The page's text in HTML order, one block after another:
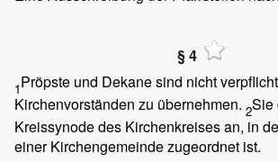
§ 4
1Pröpste und Dekane sind nicht
Kirchenvorständen zu übernehmen. 2Sie
Kreissynode des Kirchenkreises an, in
einer Kirchengemeinde zugeordnet ist.